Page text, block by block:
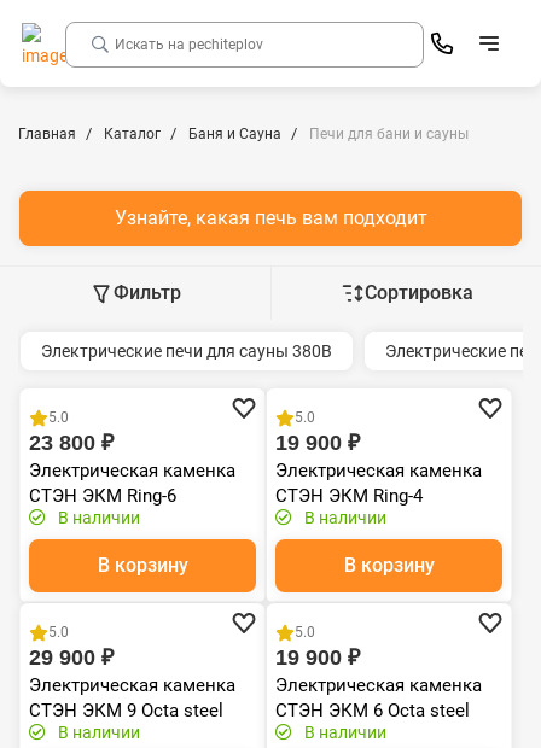
Главная Каталог Баня и Сауна Печи для бани и сауны
Узнайте, какая печь вам подходит
Фильтр Сортировка
Электрические печи для сауны 380В Электрические
5.0
23 800 ₽
Электрическая каменка
СТЭН ЭКМ Ring-6
В наличии
В корзину
5.0
19 900 ₽
Электрическая каменка
СТЭН ЭКМ Ring-4
В наличии
В корзину
Хит продаж
5.0
29 900 ₽
Электрическая каменка
СТЭН ЭКМ 9 Octa steel
В наличии
Хит продаж
5.0
19 900 ₽
Электрическая каменка
СТЭН ЭКМ 6 Octa steel
В наличии